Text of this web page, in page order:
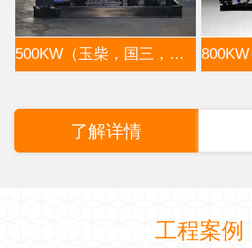
500KW（玉柴，国三，裸机）
了解详情
工程案例